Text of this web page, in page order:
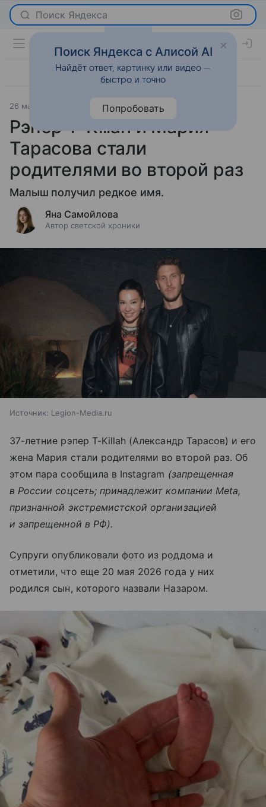
Поиск Яндекса
26 мая 2026 Светская жизнь
Рэпер T-Killah и Мария
Тарасова стали
родителями во второй раз
Малыш получил редкое имя.
Яна Самойлова
Автор светской хроники
Источник: Legion-Media.ru
37-летние рэпер T-Killah (Александр Тарасов) и его
жена Мария стали родителями во второй раз. Об
этом пара сообщила в Instagram (запрещенная
в России соцсеть; принадлежит компании Meta,
признанной экстремистской организацией
и запрещенной в РФ).
Супруги опубликовали фото из роддома и
отметили, что еще 20 мая 2026 года у них
родился сын, которого назвали Назаром.
Поиск Яндекса с Алисой AI
Найдёт ответ, картинку или видео —
быстро и точно
Попробовать